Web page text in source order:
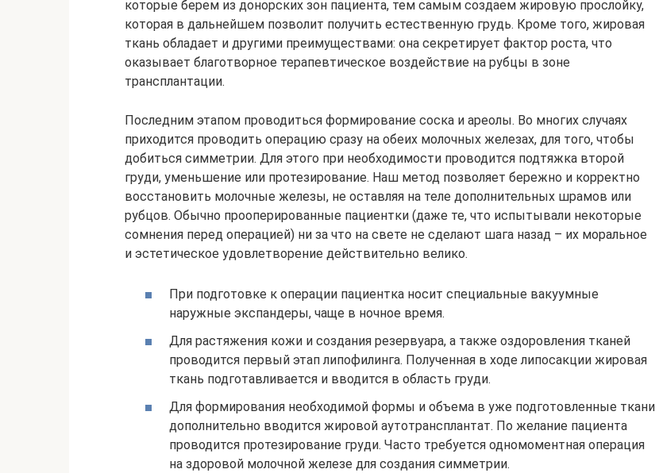
которые берем из донорских зон пациента, тем самым создаем жировую прослойку,
которая в дальнейшем позволит получить естественную грудь. Кроме того, жировая
ткань обладает и другими преимуществами: она секретирует фактор роста, что
оказывает благотворное терапевтическое воздействие на рубцы в зоне
трансплантации.
Последним этапом проводиться формирование соска и ареолы. Во многих случаях
приходится проводить операцию сразу на обеих молочных железах, для того, чтобы
добиться симметрии. Для этого при необходимости проводится подтяжка второй
груди, уменьшение или протезирование. Наш метод позволяет бережно и корректно
восстановить молочные железы, не оставляя на теле дополнительных шрамов или
рубцов. Обычно прооперированные пациентки (даже те, что испытывали некоторые
сомнения перед операцией) ни за что на свете не сделают шага назад – их моральное
и эстетическое удовлетворение действительно велико.
При подготовке к операции пациентка носит специальные вакуумные
наружные экспандеры, чаще в ночное время.
Для растяжения кожи и создания резервуара, а также оздоровления тканей
проводится первый этап липофилинга. Полученная в ходе липосакции жировая
ткань подготавливается и вводится в область груди.
Для формирования необходимой формы и объема в уже подготовленные ткани
дополнительно вводится жировой аутотрансплантат. По желание пациента
проводится протезирование груди. Часто требуется одномоментная операция
на здоровой молочной железе для создания симметрии.